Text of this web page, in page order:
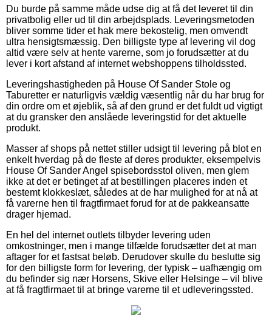
Du burde på samme måde udse dig at få det leveret til din
privatbolig eller ud til din arbejdsplads. Leveringsmetoden
bliver somme tider et hak mere bekostelig, men omvendt
ultra hensigtsmæssig. Den billigste type af levering vil dog
altid være selv at hente varerne, som jo forudsætter at du
lever i kort afstand af internet webshoppens tilholdssted.
Leveringshastigheden på House Of Sander Stole og
Taburetter er naturligvis vældig væsentlig når du har brug for
din ordre om et øjeblik, så af den grund er det fuldt ud vigtigt
at du gransker den anslåede leveringstid for det aktuelle
produkt.
Masser af shops på nettet stiller udsigt til levering på blot en
enkelt hverdag på de fleste af deres produkter, eksempelvis
House Of Sander Angel spisebordsstol oliven, men glem
ikke at det er betinget af at bestillingen placeres inden et
bestemt klokkeslæt, således at de har mulighed for at nå at
få varerne hen til fragtfirmaet forud for at de pakkeansatte
drager hjemad.
En hel del internet outlets tilbyder levering uden
omkostninger, men i mange tilfælde forudsætter det at man
aftager for et fastsat beløb. Derudover skulle du beslutte sig
for den billigste form for levering, der typisk – uafhængig om
du befinder sig nær Horsens, Skive eller Helsinge – vil blive
at få fragtfirmaet til at bringe varerne til et udleveringssted.